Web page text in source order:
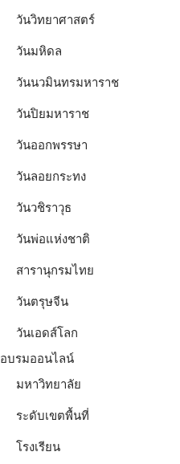
วันวิทยาศาสตร์
วันมหิดล
วันนวมินทรมหาราช
วันปิยมหาราช
วันออกพรรษา
วันลอยกระทง
วันวชิราวุธ
วันพ่อแห่งชาติ
สารานุกรมไทย
วันตรุษจีน
วันเอดส์โลก
อบรมออนไลน์
มหาวิทยาลัย
ระดับเขตพื้นที่
โรงเรียน